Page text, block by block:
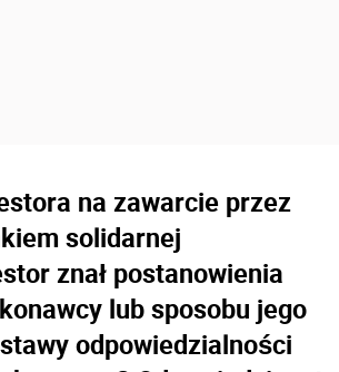
na zawarcie przez
solidarnej
znał postanowienia
lub sposobu jego
odpowiedzialności